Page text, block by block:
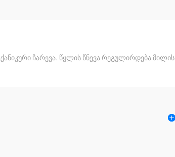
ჩარევა. წყლის წნევა რეგულირდება მილის